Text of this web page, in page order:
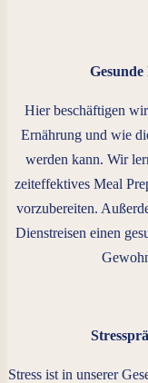
Hier beschäftigen
Ernährung und wie
werden kann. Wir
zeiteffektives Meal
vorzubereiten.
Dienstreisen einen
Stress ist in unserer